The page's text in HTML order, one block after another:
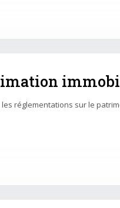
réglementations sur le